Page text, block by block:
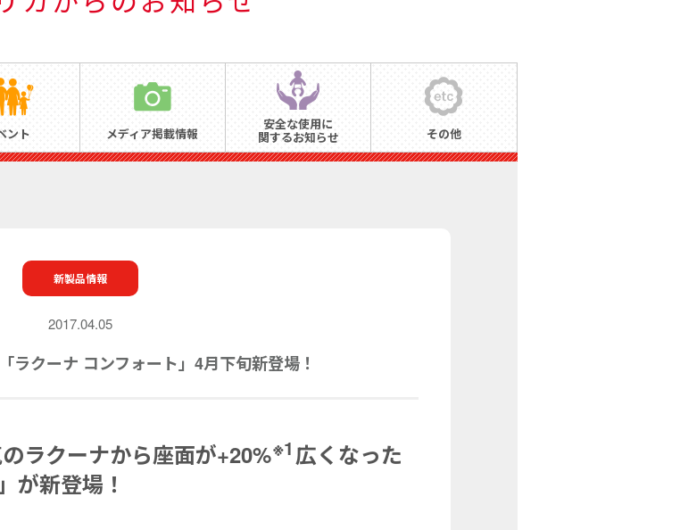
ント メディア掲載情報
安全な使用に
関するお知らせ その他
新製品情報
2017.04.05
ラクーナ コンフォート」4月下旬新登場！
ラクーナから座面が+20%※1 広くなった
が新登場！